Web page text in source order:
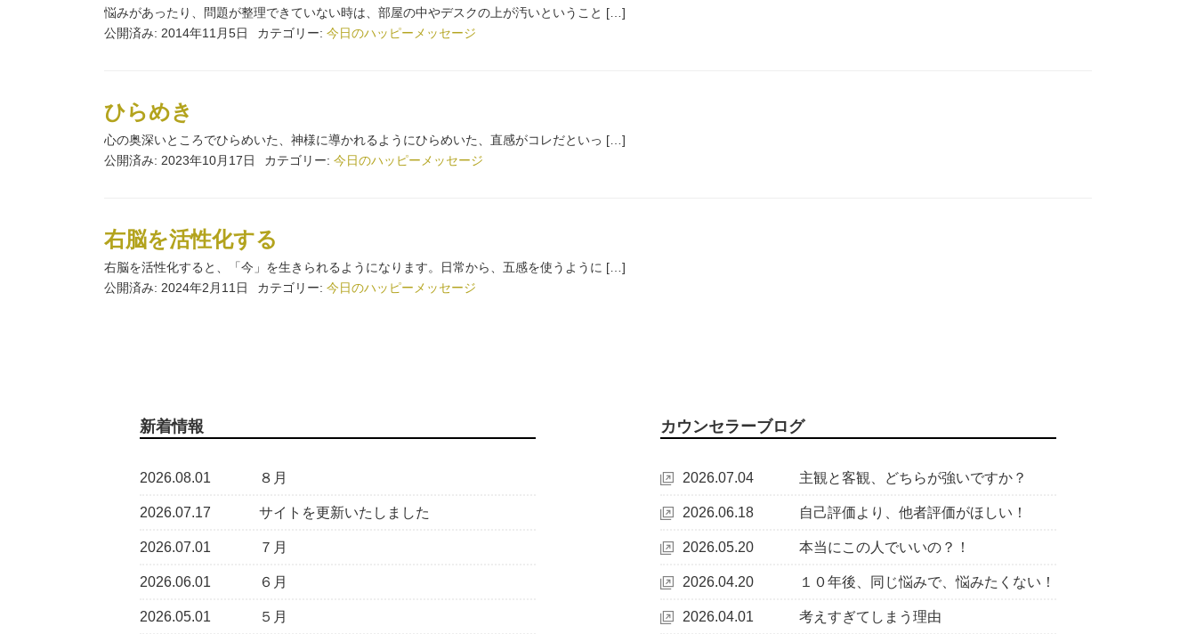
悩みがあったり、問題が整理できていない時は、部屋の中やデスクの上が汚いということ […]
公開済み: 2014年11月5日
カテゴリー: 今日のハッピーメッセージ
ひらめき
心の奥深いところでひらめいた、神様に導かれるようにひらめいた、直感がコレだといっ […]
公開済み: 2023年10月17日
カテゴリー: 今日のハッピーメッセージ
右脳を活性化する
右脳を活性化すると、「今」を生きられるようになります。日常から、五感を使うように […]
公開済み: 2024年2月11日
カテゴリー: 今日のハッピーメッセージ
新着情報
2026.08.01 ８月
2026.07.17 サイトを更新いたしました
2026.07.01 ７月
2026.06.01 ６月
2026.05.01 ５月
カウンセラーブログ
2026.07.04 主観と客観、どちらが強いですか？
2026.06.18 自己評価より、他者評価がほしい！
2026.05.20 本当にこの人でいいの？！
2026.04.20 １０年後、同じ悩みで、悩みたくない！
2026.04.01 考えすぎてしまう理由